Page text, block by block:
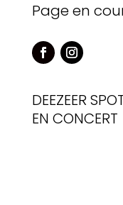
Page en
DEEZEER
EN CONCERT